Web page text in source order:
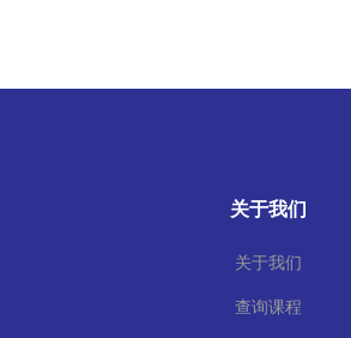
关于我们
关于我们
查询课程